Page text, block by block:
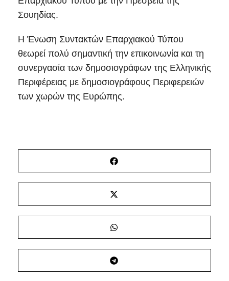
Σουηδίας.
Η Ένωση Συντακτών Επαρχιακού Τύπου
θεωρεί πολύ σημαντική την επικοινωνία και τη
συνεργασία των δημοσιογράφων της Ελληνικής
Περιφέρειας με δημοσιογράφους Περιφερειών
των χωρών της Ευρώπης.